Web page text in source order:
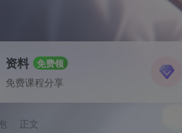
资料 免费领
免费课程分享
正文